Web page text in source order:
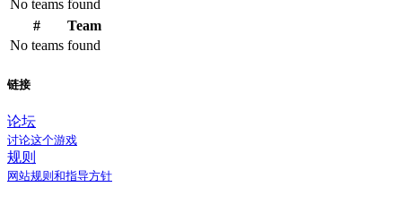
No teams found
#
Team
No teams found
链接
论坛
讨论这个游戏
规则
网站规则和指导方针